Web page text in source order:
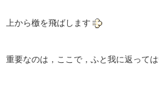
上から檄を飛ばします
重要なのは，ここで，ふと我に返って